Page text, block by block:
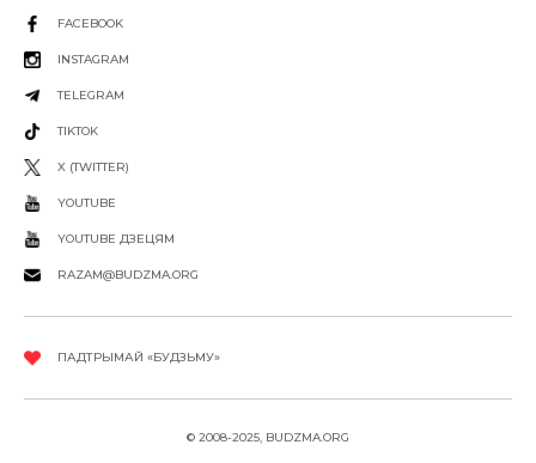
FACEBOOK
INSTAGRAM
TELEGRAM
TIKTOK
X (TWITTER)
YOUTUBE
YOUTUBE ДЗЕЦЯМ
RAZAM@BUDZMA.ORG
ПАДТРЫМАЙ «БУДЗЬМУ»
© 2008-2025, BUDZMA.ORG